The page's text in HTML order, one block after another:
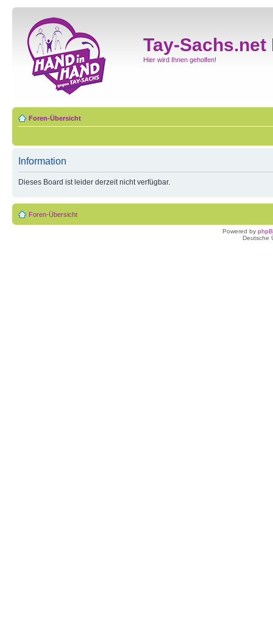
Tay-Sachs.net
Hier wird Ihnen geholfen!
Foren-Übersicht
Information
Dieses Board ist leider derzeit nicht verfügbar.
Foren-Übersicht
Powered by
Deutsche